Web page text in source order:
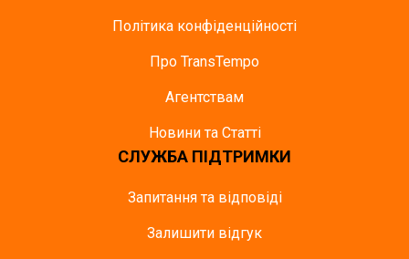
Політика конфіденційності
Про TransTempo
Агентствам
Новини та Статті
СЛУЖБА ПІДТРИМКИ
Запитання та відповіді
Залишити відгук